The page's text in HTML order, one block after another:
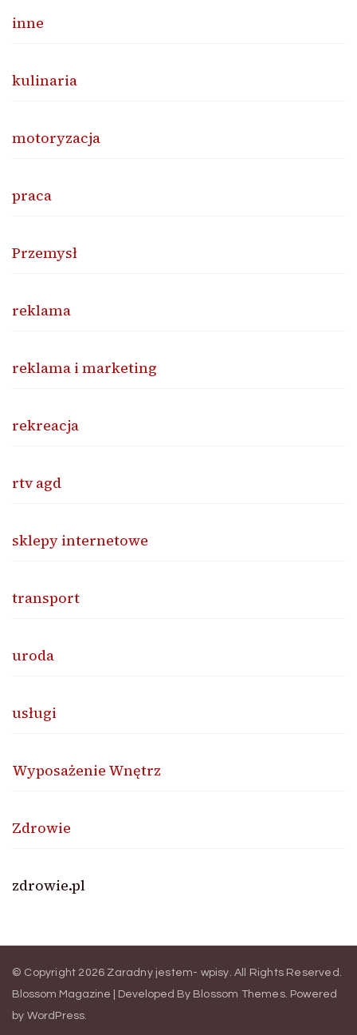
inne
kulinaria
motoryzacja
praca
Przemysł
reklama
reklama i marketing
rekreacja
rtv agd
sklepy internetowe
transport
uroda
usługi
Wyposażenie Wnętrz
Zdrowie
zdrowie.pl
© Copyright 2026 Zaradny jestem- wpisy. All Rights Reserved.
Blossom Magazine | Developed By Blossom Themes. Powered
by WordPress.